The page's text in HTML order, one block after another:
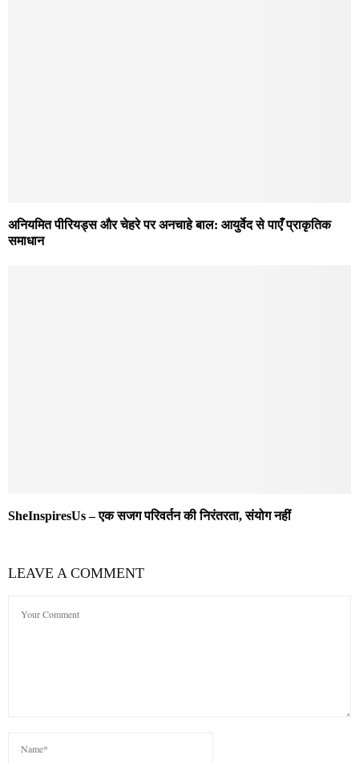
अनियमित पीरियड्स और चेहरे पर अनचाहे बाल: आयुर्वेद से पाएँ प्राकृतिक
समाधान
SheInspiresUs – एक सजग परिवर्तन की निरंतरता, संयोग नहीं
LEAVE A COMMENT